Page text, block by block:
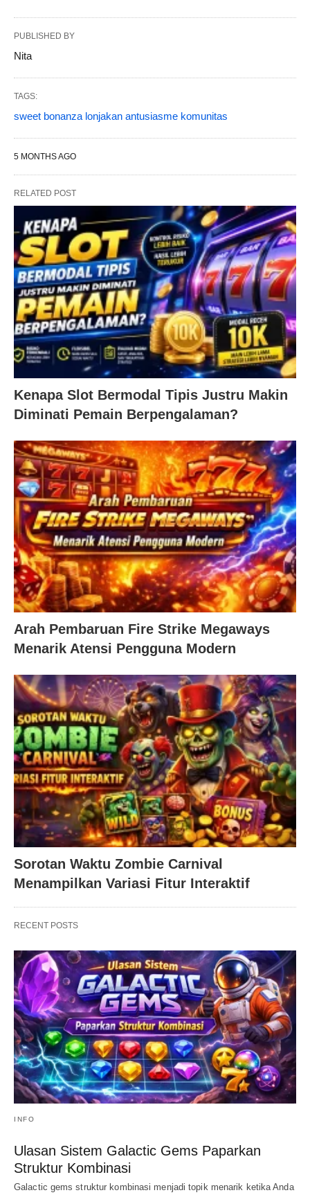
PUBLISHED BY
Nita
TAGS:
sweet bonanza lonjakan antusiasme komunitas
5 MONTHS AGO
RELATED POST
Kenapa Slot Bermodal Tipis Justru Makin
Diminati Pemain Berpengalaman?
Arah Pembaruan Fire Strike Megaways
Menarik Atensi Pengguna Modern
Sorotan Waktu Zombie Carnival
Menampilkan Variasi Fitur Interaktif
RECENT POSTS
INFO
Ulasan Sistem Galactic Gems Paparkan
Struktur Kombinasi
Galactic gems struktur kombinasi menjadi topik menarik ketika Anda